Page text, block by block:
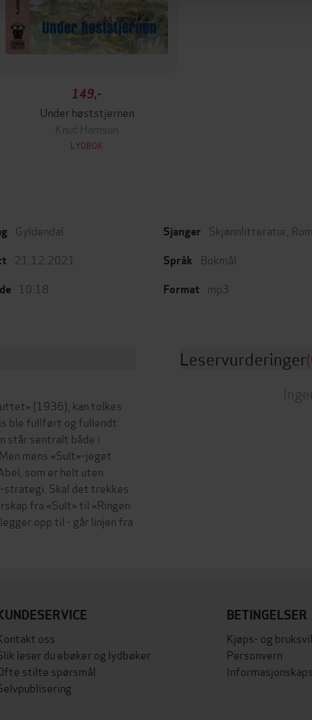
149,-
Under høststjernen
Knut Hamsun
LYDBOK
Gyldendal
21.12.2021
10:18
Sjanger Skjønnlitteratur
Språk Bokmål
Format mp3
(1936), kan tolkes
ble fullført og fullendt
står sentralt både i
mens «Sult»-jeget
som er helt uten
strategi. Skal det trekkes
fra «Sult» til «Ringen
opp til - går linjen fra
Leservurderinger
oss
leser du ebøker og lydbøker
stilte spørsmål
BETINGELSER
Kjøps- og
Personvern